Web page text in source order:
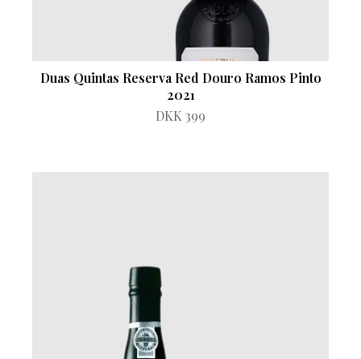
Duas Quintas Reserva Red Douro Ramos Pinto
2021
DKK 399